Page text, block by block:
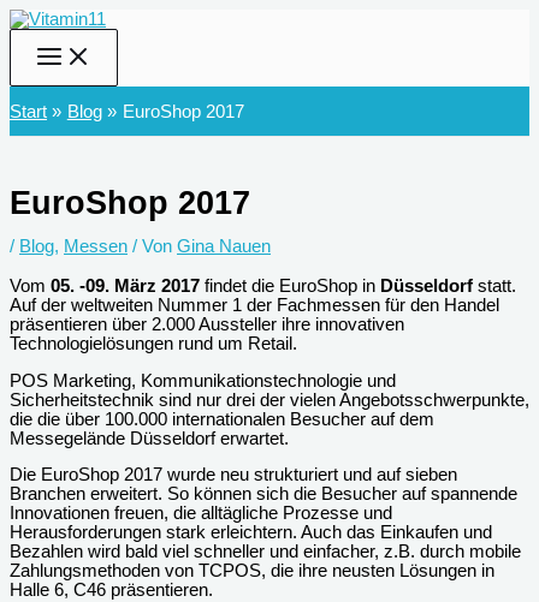
Zum
Inhalt
springen
Start Blog EuroShop 2017
EuroShop 2017
/ Blog, Messen / Von Gina Nauen
Vom 05. -09. März 2017 findet die EuroShop in Düsseldorf statt.
Auf der weltweiten Nummer 1 der Fachmessen für den Handel
präsentieren über 2.000 Aussteller ihre innovativen
Technologielösungen rund um Retail.
POS Marketing, Kommunikationstechnologie und
Sicherheitstechnik sind nur drei der vielen Angebotsschwerpunkte,
die die über 100.000 internationalen Besucher auf dem
Messegelände Düsseldorf erwartet.
Die EuroShop 2017 wurde neu strukturiert und auf sieben
Branchen erweitert. So können sich die Besucher auf spannende
Innovationen freuen, die alltägliche Prozesse und
Herausforderungen stark erleichtern. Auch das Einkaufen und
Bezahlen wird bald viel schneller und einfacher, z.B. durch mobile
Zahlungsmethoden von TCPOS, die ihre neusten Lösungen in
Halle 6, C46 präsentieren.